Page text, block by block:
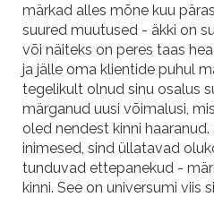
märkad alles mõne kuu
suured muutused - äkki on
või näiteks on peres taas
ja jälle oma klientide puhul
tegelikult olnud sinu osalus
märganud uusi võimalusi,
oled nendest kinni
inimesed, sind üllatavad
tunduvad ettepanekud -
kinni. See on universumi viis